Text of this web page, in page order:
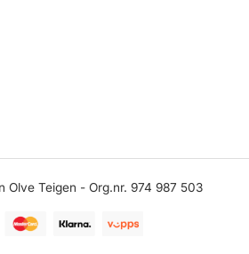
Olve Teigen - Org.nr. 974 987 503